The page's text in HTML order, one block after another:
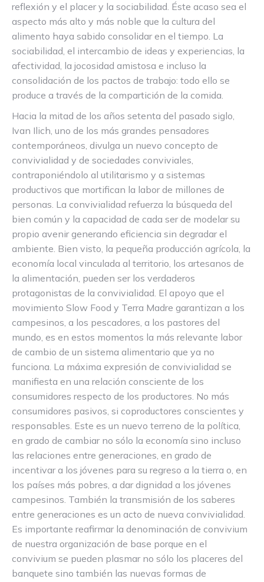
reflexión y el placer y la sociabilidad. Éste acaso sea el
aspecto más alto y más noble que la cultura del
alimento haya sabido consolidar en el tiempo. La
sociabilidad, el intercambio de ideas y experiencias, la
afectividad, la jocosidad amistosa e incluso la
consolidación de los pactos de trabajo: todo ello se
produce a través de la compartición de la comida.
Hacia la mitad de los años setenta del pasado siglo,
Ivan Ilich, uno de los más grandes pensadores
contemporáneos, divulga un nuevo concepto de
convivialidad y de sociedades conviviales,
contraponiéndolo al utilitarismo y a sistemas
productivos que mortifican la labor de millones de
personas. La convivialidad refuerza la búsqueda del
bien común y la capacidad de cada ser de modelar su
propio avenir generando eficiencia sin degradar el
ambiente. Bien visto, la pequeña producción agrícola, la
economía local vinculada al territorio, los artesanos de
la alimentación, pueden ser los verdaderos
protagonistas de la convivialidad. El apoyo que el
movimiento Slow Food y Terra Madre garantizan a los
campesinos, a los pescadores, a los pastores del
mundo, es en estos momentos la más relevante labor
de cambio de un sistema alimentario que ya no
funciona. La máxima expresión de convivialidad se
manifiesta en una relación consciente de los
consumidores respecto de los productores. No más
consumidores pasivos, si coproductores conscientes y
responsables. Este es un nuevo terreno de la política,
en grado de cambiar no sólo la economía sino incluso
las relaciones entre generaciones, en grado de
incentivar a los jóvenes para su regreso a la tierra o, en
los países más pobres, a dar dignidad a los jóvenes
campesinos. También la transmisión de los saberes
entre generaciones es un acto de nueva convivialidad.
Es importante reafirmar la denominación de convivium
de nuestra organización de base porque en el
convivium se pueden plasmar no sólo los placeres del
banquete sino también las nuevas formas de